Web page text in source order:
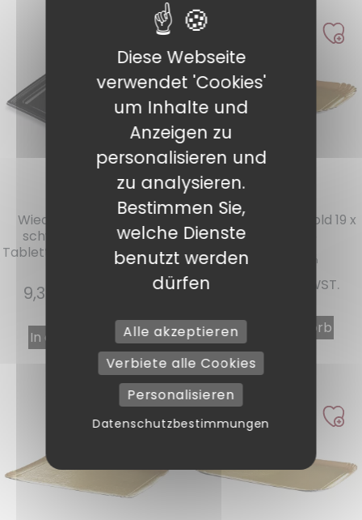
Ref. : PLN4630
Wiederverwendbares
schwarzes Traiteur-
Tablett 460 x 300 x 20 mm
9,38
In den Warenkorb
Ref. : PLTOR1928
Traiteur-Tablett Gold 19 x
28 cm pro 25
INKL. MWST.
In den Warenkorb
Diese Webseite
verwendet 'Cookies'
um Inhalte und
Anzeigen zu
personalisieren und
zu analysieren.
Bestimmen Sie,
welche Dienste
benutzt werden
dürfen
Alle akzeptieren
Verbiete alle Cookies
Personalisieren
Datenschutzbestimmungen